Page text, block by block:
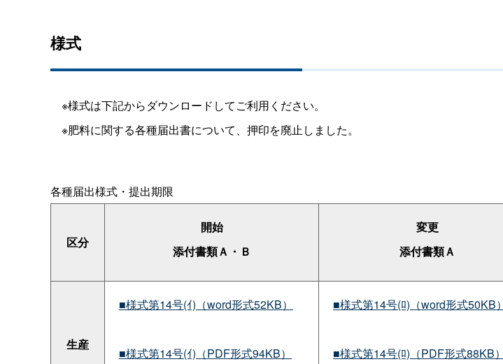
様式
※様式は下記からダウンロードしてご利用ください。
※肥料に関する各種届出書について、押印を廃止しました。
各種届出様式・提出期限
区分
開始
添付書類Ａ・Ｂ
変更
添付書類Ａ
生産
■様式第14号(ｲ)（word形式52KB）
■様式第14号(ｲ)（PDF形式94KB）
■様式第14号(ﾛ)（word形式50KB）
■様式第14号(ﾛ)（PDF形式88KB）